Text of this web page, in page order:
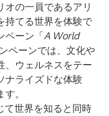
オの一員であるアリ
持てる世界を体験で
ペーン「A World
ペーンでは、文化や
、ウェルネスをテー
ナライズドな体験
。
て世界を知ると同時